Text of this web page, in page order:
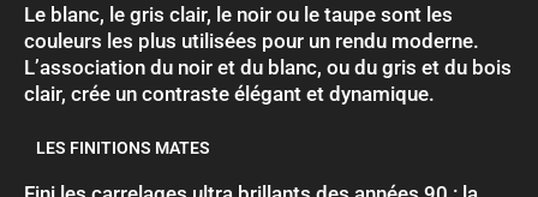
Le blanc, le gris clair, le noir ou le taupe sont les
couleurs les plus utilisées pour un rendu moderne.
L’association du noir et du blanc, ou du gris et du bois
clair, crée un contraste élégant et dynamique.
LES FINITIONS MATES